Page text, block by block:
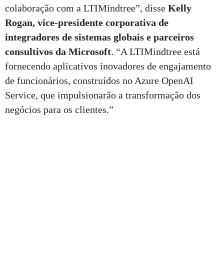
colaboração com a LTIMindtree”, disse Kelly
Rogan, vice-presidente corporativa de
integradores de sistemas globais e parceiros
consultivos da Microsoft. “A LTIMindtree está
fornecendo aplicativos inovadores de engajamento
de funcionários, construídos no Azure OpenAI
Service, que impulsionarão a transformação dos
negócios para os clientes.”